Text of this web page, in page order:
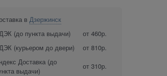
в Дзержинск
(до пункта выдачи)
от 460р.
(курьером до двери)
от 810р.
Доставка (до
выдачи)
от 310р.